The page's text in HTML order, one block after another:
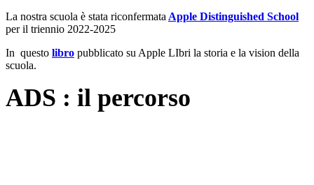
La nostra scuola è stata riconfermata Apple Distinguished School
per il triennio 2022-2025
In questo libro pubblicato su Apple LIbri la storia e la vision della
scuola.
ADS : il percorso